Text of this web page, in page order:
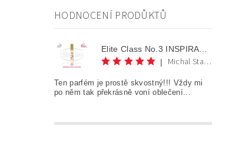
HODNOCENÍ PRODŮKTŮ
Elite Class No.3 INSPIRATION FOR HER AKCE 1+1
|
Michal Staněk
Ten parfém je prostě skvostný!!! Vždy mi
po něm tak překrásně voní oblečení...